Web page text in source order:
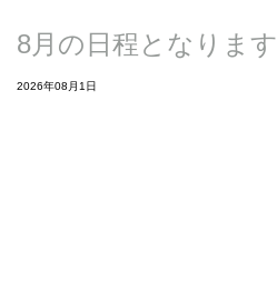
8月の日程となります
2026年08月1日